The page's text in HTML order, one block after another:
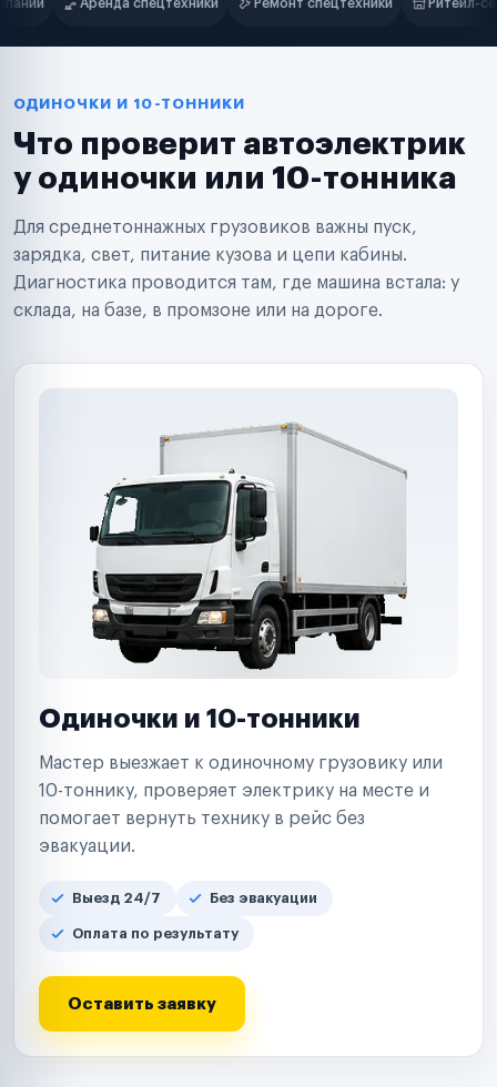
Ремонт спецтехники Ритейл-сети Управляющие компании
Маркетплейсы
Таксопарки
Автодилеры
Поставщики запчастей
Аренда спецтехники
Ремонт спецтехники
Ритейл-сети
Управляющие компании
Страховые компании
ОДИНОЧКИ И 10-ТОННИКИ
Что проверит автоэлектрик
у одиночки или 10-тонника
Для среднетоннажных грузовиков важны пуск,
зарядка, свет, питание кузова и цепи кабины.
Диагностика проводится там, где машина встала: у
склада, на базе, в промзоне или на дороге.
Одиночки и 10-тонники
Мастер выезжает к одиночному грузовику или
10-тоннику, проверяет электрику на месте и
помогает вернуть технику в рейс без
эвакуации.
Выезд 24/7 Без эвакуации
Оплата по результату
Оставить заявку